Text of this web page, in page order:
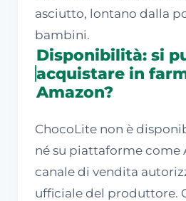
asciutto, lontano dalla
bambini.
Disponibilità: si
acquistare in
Amazon?
ChocoLite non è
né su piattaforme come
canale di vendita
ufficiale del produttore.